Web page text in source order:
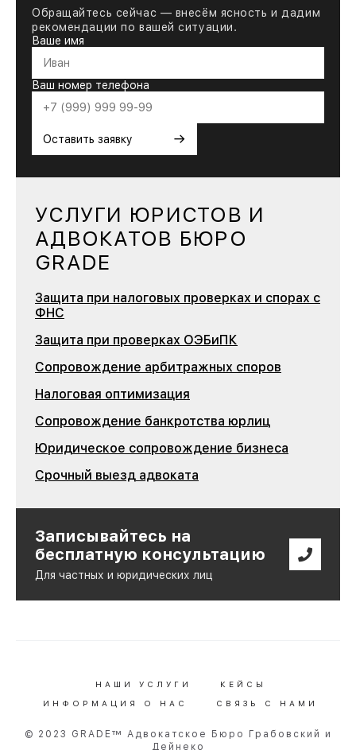
Обращайтесь сейчас — внесём ясность и дадим
рекомендации по вашей ситуации.
Ваше имя
Ваш номер телефона
Оставить заявку →
УСЛУГИ ЮРИСТОВ И
АДВОКАТОВ БЮРО
GRADE
Защита при налоговых проверках и спорах с
ФНС
Защита при проверках ОЭБиПК
Сопровождение арбитражных споров
Налоговая оптимизация
Сопровождение банкротства юрлиц
Юридическое сопровождение бизнеса
Срочный выезд адвоката
Записывайтесь на
бесплатную консультацию
Для частных и юридических лиц
НАШИ УСЛУГИ
КЕЙСЫ
ИНФОРМАЦИЯ О НАС
СВЯЗЬ С НАМИ
© 2023 GRADE™ Адвокатское Бюро Грабовский и
Дейнеко